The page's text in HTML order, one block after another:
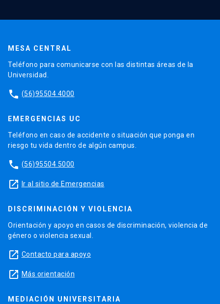
MESA CENTRAL
Teléfono para comunicarse con las distintas áreas de la
Universidad.
phone (56)95504 4000
EMERGENCIAS UC
Teléfono en caso de accidente o situación que ponga en
riesgo tu vida dentro de algún campus.
phone (56)95504 5000
launch Ir al sitio de Emergencias
DISCRIMINACIÓN Y VIOLENCIA
Orientación y apoyo en casos de discriminación, violencia de
género o violencia sexual.
launch Contacto para apoyo
launch Más orientación
MEDIACIÓN UNIVERSITARIA